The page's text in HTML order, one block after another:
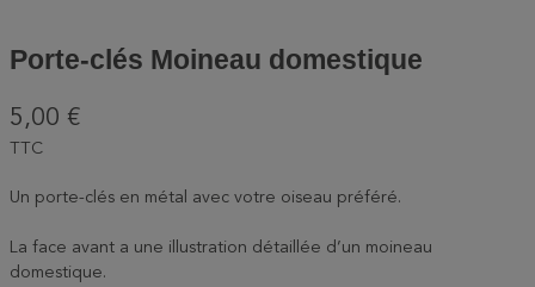
Porte-clés Moineau domestique
5,00 €
TTC
Un porte-clés en métal avec votre oiseau préféré.
La face avant a une illustration détaillée d’un moineau
domestique.